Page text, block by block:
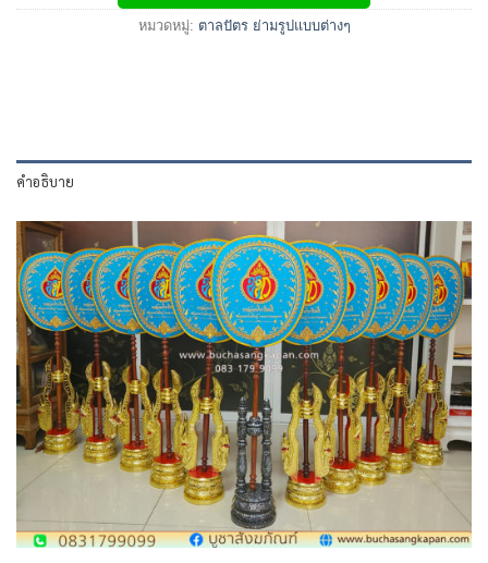
หมวดหมู่: ตาลปัตร ย่ามรูปแบบต่างๆ
คำอธิบาย